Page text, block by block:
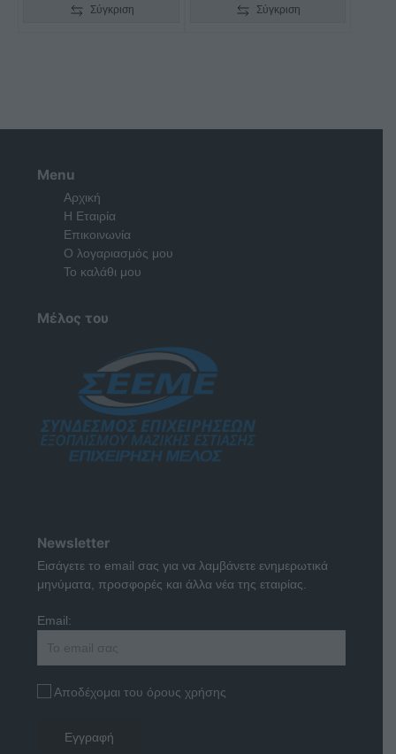
Σύγκριση Σύγκριση
Menu
Αρχική
Η Εταιρία
Επικοινωνία
Ο λογαριασμός μου
Το καλάθι μου
Μέλος του
Newsletter
Εισάγετε το email σας για να λαμβάνετε ενημερωτικά
μηνύματα, προσφορές και άλλα νέα της εταιρίας.
Email:
Αποδέχομαι του όρους χρήσης